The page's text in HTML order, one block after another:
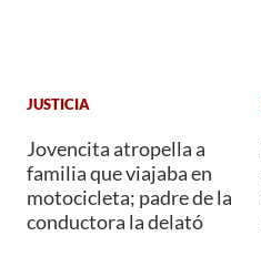
JUSTICIA
Jovencita atropella a
familia que viajaba en
motocicleta; padre de la
conductora la delató